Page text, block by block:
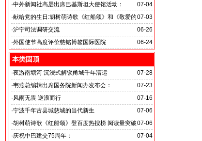
韦燕总裁同多国大使出席巴基斯坦驻华大使馆举办“芒果
节”
07-04
·中外新闻社高层出席巴基斯坦大使馆活动：
医药、保健和生物科技职业技术教育与培训专题研讨会
07-03
·献给党的生日:胡树萌诗歌《红船颂》和《敬爱的
党啊 我怎能不为你放声歌唱》
06-26
·沪宁司法调研交流
共探司法鉴定发展新路
06-24
·外国使节高度评价慈铭博鳌国际医院
本类固顶
07-28
·夜游南塘河 沉浸式解锁甬城千年漕运
07-23
·韦燕总编辑出席国务院新闻办发布会：
关注海关总署“十五五”时期守好国门安全
07-16
·风雨无畏 逆浪而行
旭日应急救援队硬核抗巴“威风”护平安
07-06
·宁波千年古县城慈城的当代新生
07-06
·胡树萌诗歌《红船颂》登百度热搜榜 阅读量突破
数亿次 打破“曲高和寡”的传播困境
07-04
·庆祝中巴建交75周年：